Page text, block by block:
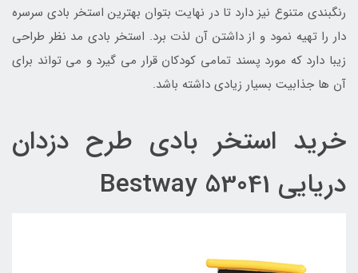
رنگبندی متنوع نیز دارد تا در نهایت بتوان بهترین استخر بادی سرسره
دار را تهیه نمود و از داشتن آن لذت برد. استخر بادی مد نظر طراحی
زیبا دارد که مورد پسند تمامی کودکان قرار می گیرد و می تواند برای
آن ها جذابیت بسیار زیادی داشته باشد.
خرید استخر بادی طرح دزدان
دریایی Bestway 53041